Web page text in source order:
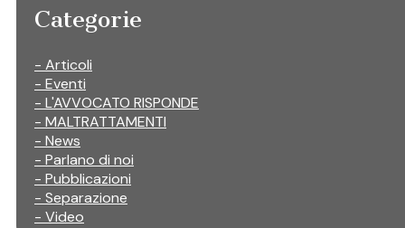
Categorie
- Articoli
- Eventi
- L'AVVOCATO RISPONDE
- MALTRATTAMENTI
- News
- Parlano di noi
- Pubblicazioni
- Separazione
- Video